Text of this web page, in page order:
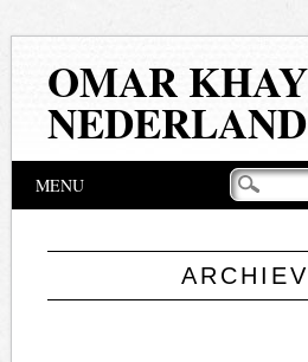
OMAR
NEDERLAND
Hoofdmenu
springen
MENU